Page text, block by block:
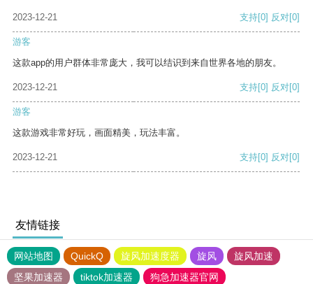
2023-12-21 支持[0] 反对[0]
游客
这款app的用户群体非常庞大，我可以结识到来自世界各地的朋友。
2023-12-21 支持[0] 反对[0]
游客
这款游戏非常好玩，画面精美，玩法丰富。
2023-12-21 支持[0] 反对[0]
友情链接
网站地图 QuickQ 旋风加速度器 旋风
旋风加速
坚果加速器
tiktok加速器
狗急加速器官网